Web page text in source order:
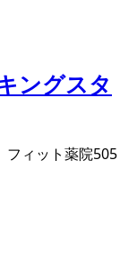
ィット薬院505